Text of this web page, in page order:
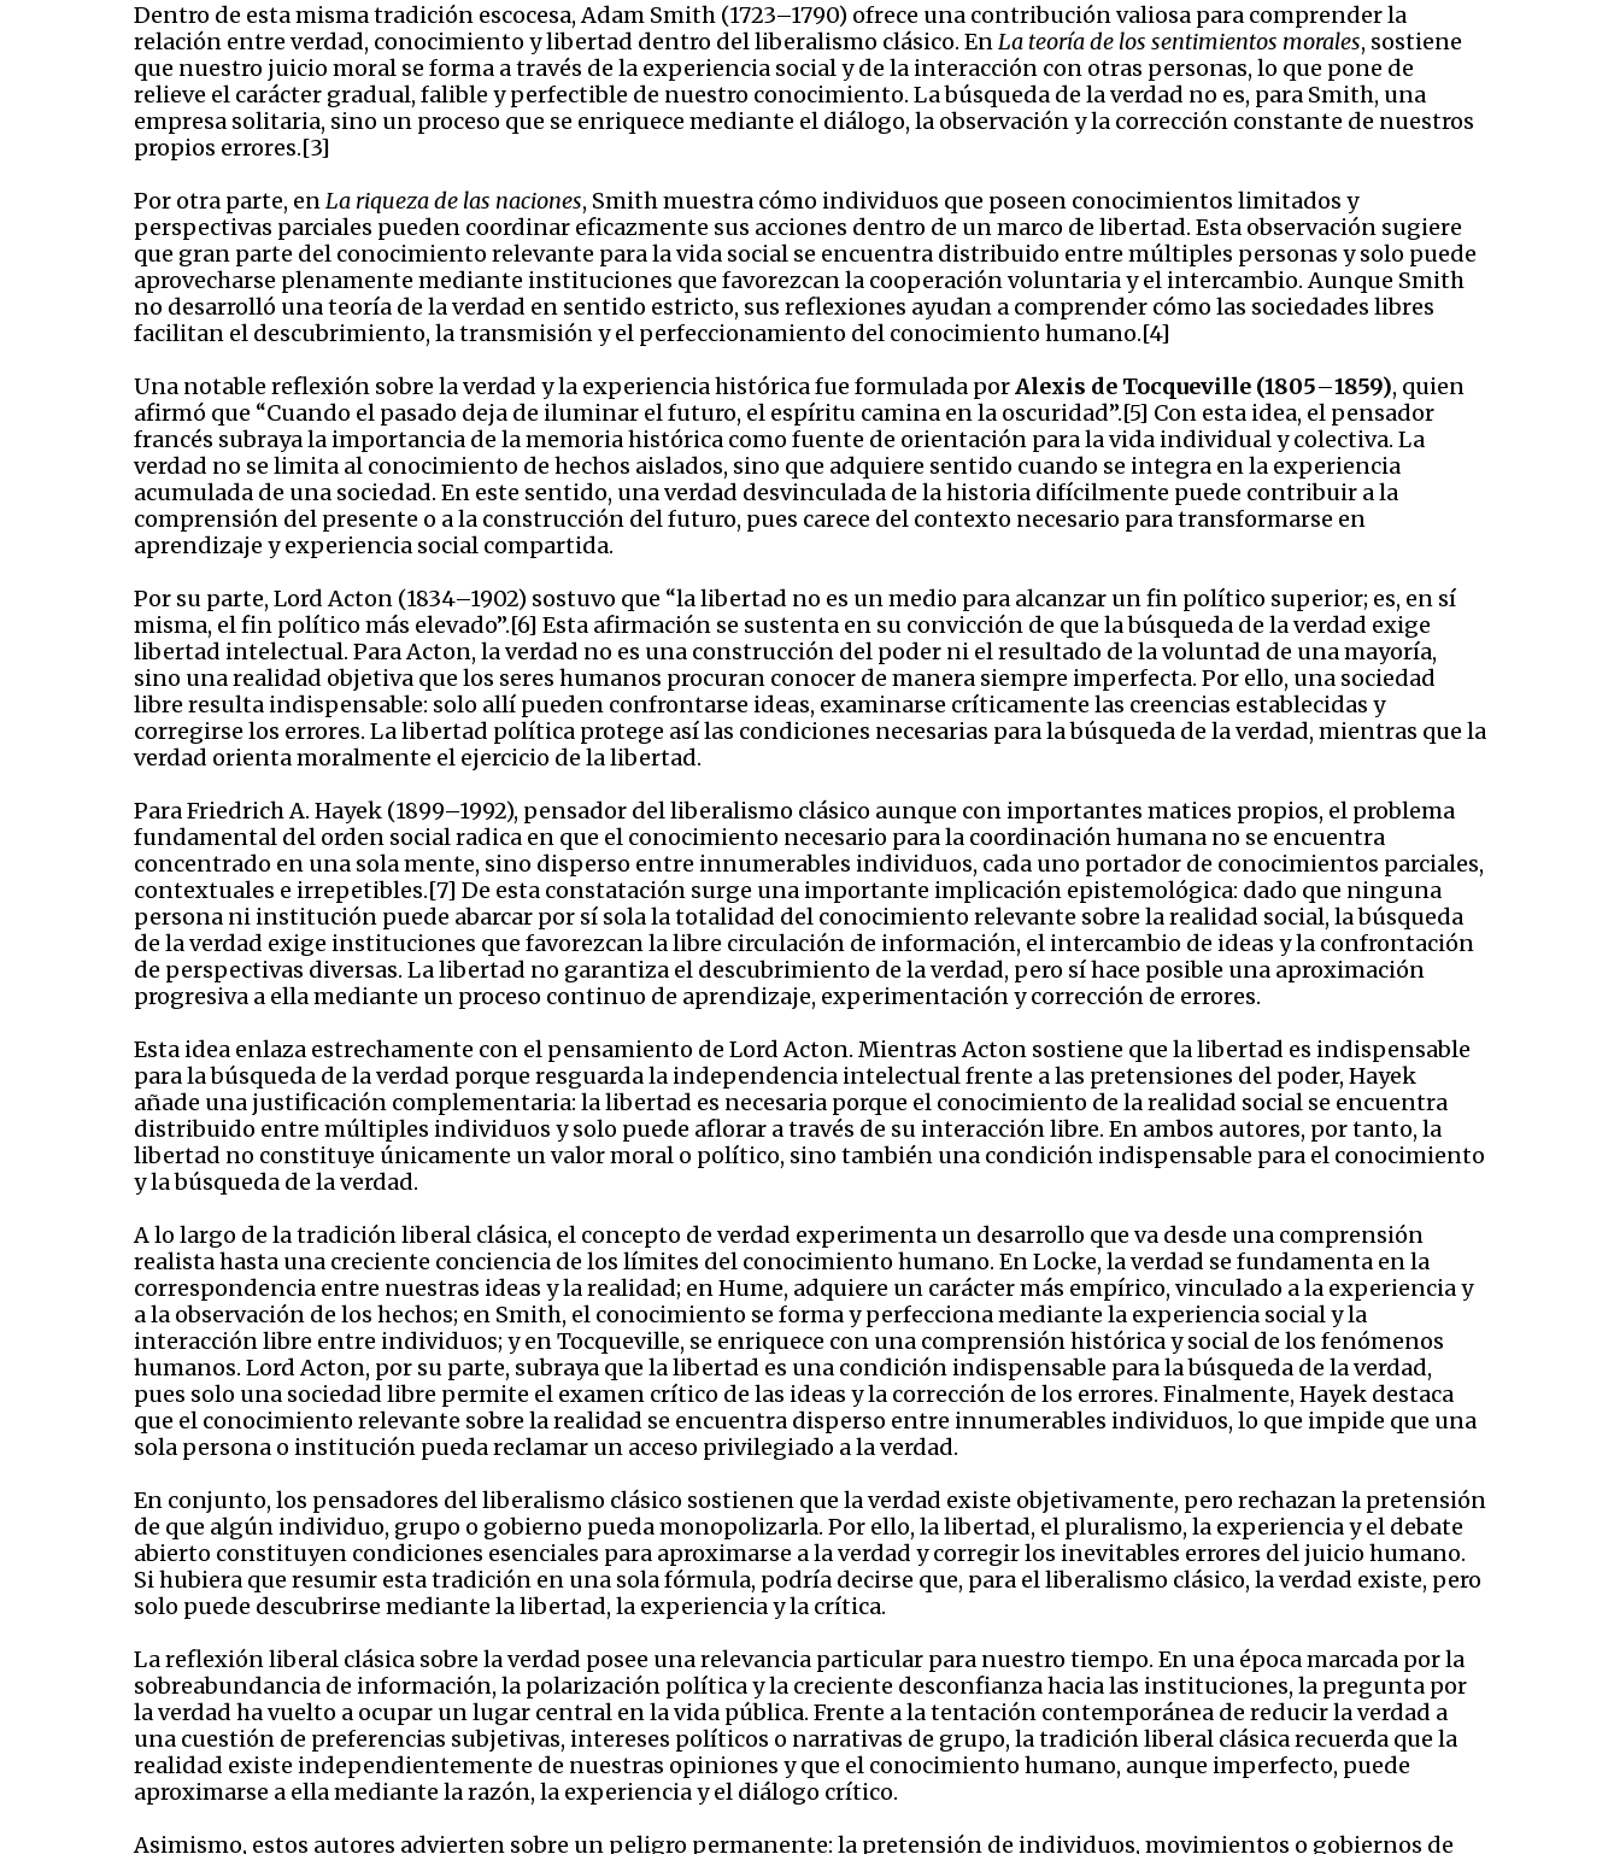
Dentro de esta misma tradición escocesa, Adam Smith (1723–1790) ofrece una contribución valiosa para comprender la
relación entre verdad, conocimiento y libertad dentro del liberalismo clásico. EnLa teoría de los sentimientos morales, sostiene
que nuestro juicio moral se forma a través de la experiencia social y de la interacción con otras personas, lo que pone de
relieve el carácter gradual, falible y perfectible de nuestro conocimiento. La búsqueda de la verdad no es, para Smith, una
empresa solitaria, sino un proceso que se enriquece mediante el diálogo, la observación y la corrección constante de nuestros
propios errores.[3]
Por otra parte, enLa riqueza de las naciones, Smith muestra cómo individuos que poseen conocimientos limitados y
perspectivas parciales pueden coordinar eficazmente sus acciones dentro de un marco de libertad. Esta observación sugiere
que gran parte del conocimiento relevante para la vida social se encuentra distribuido entre múltiples personas y solo puede
aprovecharse plenamente mediante instituciones que favorezcan la cooperación voluntaria y el intercambio. Aunque Smith
no desarrolló una teoría de la verdad en sentido estricto, sus reflexiones ayudan a comprender cómo las sociedades libres
facilitan el descubrimiento, la transmisión y el perfeccionamiento del conocimiento humano.[4]
Una notable reflexión sobre la verdad y la experiencia histórica fue formulada porAlexis de Tocqueville (1805–1859), quien
afirmó que “Cuando el pasado deja de iluminar el futuro, el espíritu camina en la oscuridad”.[5] Con esta idea, el pensador
francés subraya la importancia de la memoria histórica como fuente de orientación para la vida individual y colectiva. La
verdad no se limita al conocimiento de hechos aislados, sino que adquiere sentido cuando se integra en la experiencia
acumulada de una sociedad. En este sentido, una verdad desvinculada de la historia difícilmente puede contribuir a la
comprensión del presente o a la construcción del futuro, pues carece del contexto necesario para transformarse en
aprendizaje y experiencia social compartida.
Por su parte, Lord Acton (1834–1902) sostuvo que “la libertad no es un medio para alcanzar un fin político superior; es, en sí
misma, el fin político más elevado”.[6] Esta afirmación se sustenta en su convicción de que la búsqueda de la verdad exige
libertad intelectual. Para Acton, la verdad no es una construcción del poder ni el resultado de la voluntad de una mayoría,
sino una realidad objetiva que los seres humanos procuran conocer de manera siempre imperfecta. Por ello, una sociedad
libre resulta indispensable: solo allí pueden confrontarse ideas, examinarse críticamente las creencias establecidas y
corregirse los errores. La libertad política protege así las condiciones necesarias para la búsqueda de la verdad, mientras que la
verdad orienta moralmente el ejercicio de la libertad.
Para Friedrich A. Hayek (1899–1992), pensador del liberalismo clásico aunque con importantes matices propios, el problema
fundamental del orden social radica en que el conocimiento necesario para la coordinación humana no se encuentra
concentrado en una sola mente, sino disperso entre innumerables individuos, cada uno portador de conocimientos parciales,
contextuales e irrepetibles.[7] De esta constatación surge una importante implicación epistemológica: dado que ninguna
persona ni institución puede abarcar por sí sola la totalidad del conocimiento relevante sobre la realidad social, la búsqueda
de la verdad exige instituciones que favorezcan la libre circulación de información, el intercambio de ideas y la confrontación
de perspectivas diversas. La libertad no garantiza el descubrimiento de la verdad, pero sí hace posible una aproximación
progresiva a ella mediante un proceso continuo de aprendizaje, experimentación y corrección de errores.
Esta idea enlaza estrechamente con el pensamiento de Lord Acton. Mientras Acton sostiene que la libertad es indispensable
para la búsqueda de la verdad porque resguarda la independencia intelectual frente a las pretensiones del poder, Hayek
añade una justificación complementaria: la libertad es necesaria porque el conocimiento de la realidad social se encuentra
distribuido entre múltiples individuos y solo puede aflorar a través de su interacción libre. En ambos autores, por tanto, la
libertad no constituye únicamente un valor moral o político, sino también una condición indispensable para el conocimiento
y la búsqueda de la verdad.
A lo largo de la tradición liberal clásica, el concepto de verdad experimenta un desarrollo que va desde una comprensión
realista hasta una creciente conciencia de los límites del conocimiento humano. En Locke, la verdad se fundamenta en la
correspondencia entre nuestras ideas y la realidad; en Hume, adquiere un carácter más empírico, vinculado a la experiencia y
a la observación de los hechos; en Smith, el conocimiento se forma y perfecciona mediante la experiencia social y la
interacción libre entre individuos; y en Tocqueville, se enriquece con una comprensión histórica y social de los fenómenos
humanos. Lord Acton, por su parte, subraya que la libertad es una condición indispensable para la búsqueda de la verdad,
pues solo una sociedad libre permite el examen crítico de las ideas y la corrección de los errores. Finalmente, Hayek destaca
que el conocimiento relevante sobre la realidad se encuentra disperso entre innumerables individuos, lo que impide que una
sola persona o institución pueda reclamar un acceso privilegiado a la verdad.
En conjunto, los pensadores del liberalismo clásico sostienen que la verdad existe objetivamente, pero rechazan la pretensión
de que algún individuo, grupo o gobierno pueda monopolizarla. Por ello, la libertad, el pluralismo, la experiencia y el debate
abierto constituyen condiciones esenciales para aproximarse a la verdad y corregir los inevitables errores del juicio humano.
Si hubiera que resumir esta tradición en una sola fórmula, podría decirse que, para el liberalismo clásico, la verdad existe, pero
solo puede descubrirse mediante la libertad, la experiencia y la crítica.
La reflexión liberal clásica sobre la verdad posee una relevancia particular para nuestro tiempo. En una época marcada por la
sobreabundancia de información, la polarización política y la creciente desconfianza hacia las instituciones, la pregunta por
la verdad ha vuelto a ocupar un lugar central en la vida pública. Frente a la tentación contemporánea de reducir la verdad a
una cuestión de preferencias subjetivas, intereses políticos o narrativas de grupo, la tradición liberal clásica recuerda que la
realidad existe independientemente de nuestras opiniones y que el conocimiento humano, aunque imperfecto, puede
aproximarse a ella mediante la razón, la experiencia y el diálogo crítico.
Asimismo, estos autores advierten sobre un peligro permanente: la pretensión de individuos, movimientos o gobiernos de